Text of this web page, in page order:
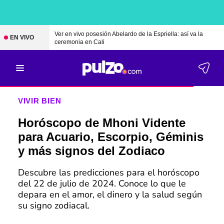
EN VIVO
Ver en vivo posesión Abelardo de la Espriella: así va la
ceremonia en Cali
VIVIR BIEN
Horóscopo de Mhoni Vidente
para Acuario, Escorpio, Géminis
y más signos del Zodiaco
Descubre las predicciones para el horóscopo
del 22 de julio de 2024. Conoce lo que le
depara en el amor, el dinero y la salud según
su signo zodiacal.